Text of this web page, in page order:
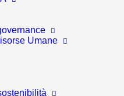
Umaneil
GCP